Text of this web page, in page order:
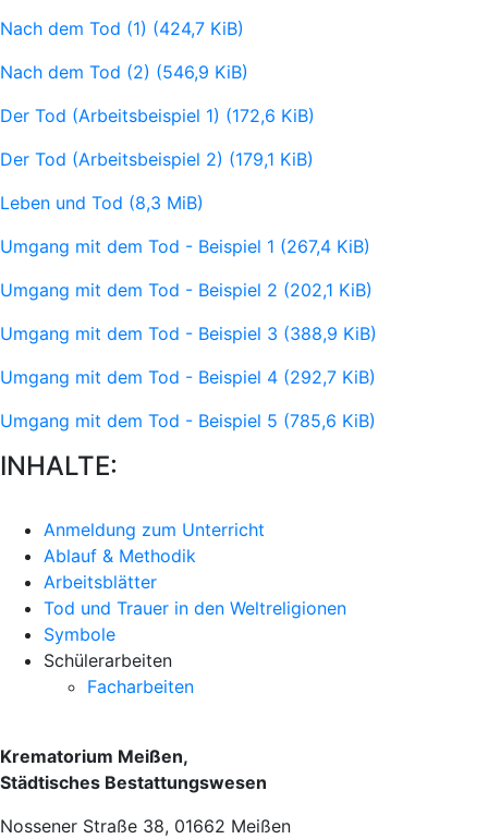
Nach dem Tod (1) (424,7 KiB)
Nach dem Tod (2) (546,9 KiB)
Der Tod (Arbeitsbeispiel 1) (172,6 KiB)
Der Tod (Arbeitsbeispiel 2) (179,1 KiB)
Leben und Tod (8,3 MiB)
Umgang mit dem Tod - Beispiel 1 (267,4 KiB)
Umgang mit dem Tod - Beispiel 2 (202,1 KiB)
Umgang mit dem Tod - Beispiel 3 (388,9 KiB)
Umgang mit dem Tod - Beispiel 4 (292,7 KiB)
Umgang mit dem Tod - Beispiel 5 (785,6 KiB)
INHALTE:
Anmeldung zum Unterricht
Ablauf & Methodik
Arbeitsblätter
Tod und Trauer in den Weltreligionen
Symbole
Schülerarbeiten
Facharbeiten
Krematorium Meißen,
Städtisches Bestattungswesen
Nossener Straße 38, 01662 Meißen